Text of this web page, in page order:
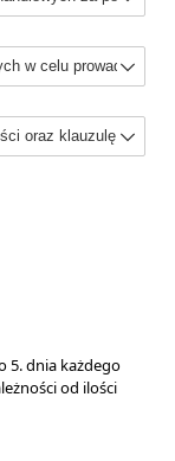
5. dnia każdego
od ilości